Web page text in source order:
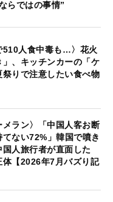
らではの事情”
510人食中毒も…〉花火
、キッチンカーの「ケ
りで注意したい食べ物
メラン〉「中国人客お断
ない72%」韓国で噴き
人旅行者が直面した
体【2026年7月バズり記